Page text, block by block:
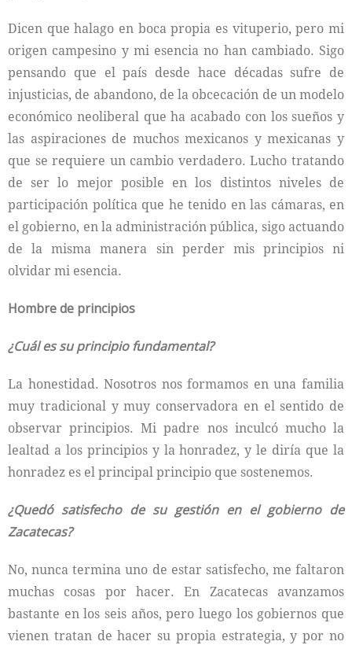
Dicen que halago en boca propia es vituperio, pero mi
origen campesino y mi esencia no han cambiado. Sigo
pensando que el país desde hace décadas sufre de
injusticias, de abandono, de la obcecación de un modelo
económico neoliberal que ha acabado con los sueños y
las aspiraciones de muchos mexicanos y mexicanas y
que se requiere un cambio verdadero. Lucho tratando
de ser lo mejor posible en los distintos niveles de
participación política que he tenido en las cámaras, en
el gobierno, en la administración pública, sigo actuando
de la misma manera sin perder mis principios ni
olvidar mi esencia.
Hombre de principios
¿Cuál es su principio fundamental?
La honestidad. Nosotros nos formamos en una familia
muy tradicional y muy conservadora en el sentido de
observar principios. Mi padre nos inculcó mucho la
lealtad a los principios y la honradez, y le diría que la
honradez es el principal principio que sostenemos.
¿Quedó satisfecho de su gestión en el gobierno de
Zacatecas?
No, nunca termina uno de estar satisfecho, me faltaron
muchas cosas por hacer. En Zacatecas avanzamos
bastante en los seis años, pero luego los gobiernos que
vienen tratan de hacer su propia estrategia, y por no